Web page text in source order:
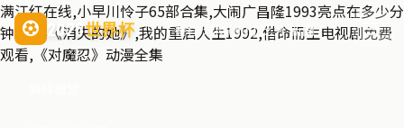
满江红在线,小早川怜子65部合集,大闹广昌隆1993亮点在多少分
钟,电影《消失的她》,我的重启人生1992,借命而生电视剧免费
观看,《对魔忍》动漫全集
2026世界杯 賽程 球隊(duì) 比分 新聞